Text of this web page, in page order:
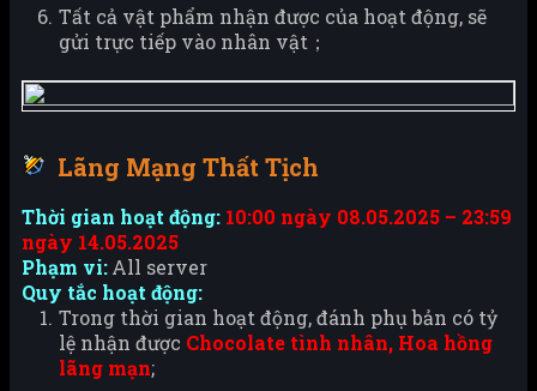
Tất cả vật phẩm nhận được của hoạt động, sẽ
gửi trực tiếp vào nhân vật；
Lãng Mạng Thất Tịch
Thời gian hoạt động: 10:00 ngày 08.05.2025 – 23:59
ngày 14.05.2025
Phạm vi:All server
Quy tắc hoạt động:
Trong thời gian hoạt động, đánh phụ bản có tỷ
lệ nhận được Chocolate tình nhân, Hoa hồng
lãng mạn;